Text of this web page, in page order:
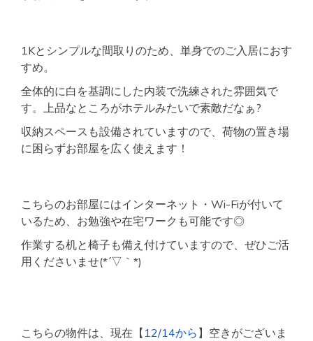
1Kとシンプルな間取りのため、単身でのご入居におす
すめ。
全体的に白を基調にした内装で洗練された雰囲気で
す。上品なところがホテルみたいで素敵だなぁ?
収納スペースも設備されていますので、荷物の置き場
に困らずお部屋を広く使えます！
こちらのお部屋にはインターネット・Wi-Fiが付いて
いるため、お勉強や在宅ワークも可能です◎
作業する机と椅子も備え付けていますので、ぜひご活
用くださいませ(*´▽｀*)
こちらの物件は、現在【 12/14から 】空きがございま